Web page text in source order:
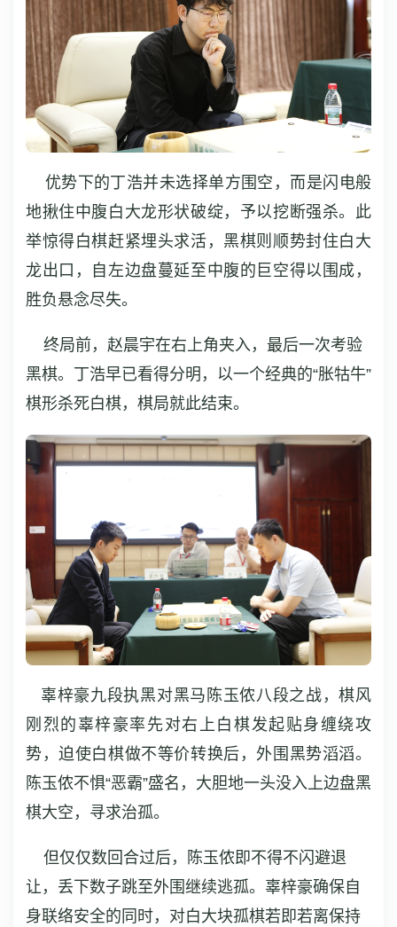
优势下的丁浩并未选择单方围空，而是闪电般
地揪住中腹白大龙形状破绽，予以挖断强杀。此
举惊得白棋赶紧埋头求活，黑棋则顺势封住白大
龙出口，自左边盘蔓延至中腹的巨空得以围成，
胜负悬念尽失。
终局前，赵晨宇在右上角夹入，最后一次考验
黑棋。丁浩早已看得分明，以一个经典的“胀牯牛”
棋形杀死白棋，棋局就此结束。
辜梓豪九段执黑对黑马陈玉侬八段之战，棋风
刚烈的辜梓豪率先对右上白棋发起贴身缠绕攻
势，迫使白棋做不等价转换后，外围黑势滔滔。
陈玉侬不惧“恶霸”盛名，大胆地一头没入上边盘黑
棋大空，寻求治孤。
但仅仅数回合过后，陈玉侬即不得不闪避退
让，丢下数子跳至外围继续逃孤。辜梓豪确保自
身联络安全的同时，对白大块孤棋若即若离保持